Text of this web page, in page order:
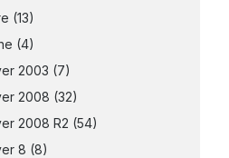
(13)
(4)
2003 (7)
2008 (32)
2008 R2 (54)
8 (8)